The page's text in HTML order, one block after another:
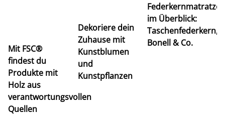
Mit FSC®
findest du
Produkte mit
Holz aus
verantwortungsvollen
Quellen
Dekoriere dein
Zuhause mit
Kunstblumen
und
Kunstpflanzen
im Überblick:
Taschenfederkern,
Bonell & Co.